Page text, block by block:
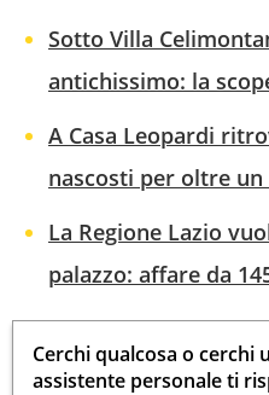
Sotto Villa
antichissimo: la
A Casa Leopardi
nascosti per oltre un
La Regione Lazio
palazzo: affare da
Cerchi qualcosa o cerchi
assistente personale ti